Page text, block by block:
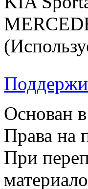
Основан
Права на
При